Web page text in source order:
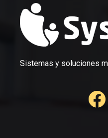
Sistemas y soluciones